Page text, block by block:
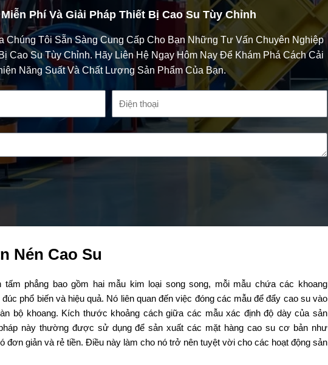
Phí Và Giải Pháp Thiết Bị Cao Su Tùy Chỉnh
Chúng Tôi Sẵn Sàng Cung Cấp Cho Bạn Những Tư Vấn Chuyên Nghiệp
Cao Su Tùy Chỉnh. Hãy Liên Hệ Ngay Hôm Nay Để Khám Phá Cách Cải
Năng Suất Và Chất Lượng Sản Phẩm Của Bạn.
Nén Cao Su
tấm phẳng bao gồm hai mẫu kim loại song song, mỗi mẫu chứa các khoang
phổ biến và hiệu quả. Nó liên quan đến việc đóng các mẫu để đẩy cao su vào
bộ khoang. Kích thước khoảng cách giữa các mẫu xác định độ dày của sản
này thường được sử dụng để sản xuất các mặt hàng cao su cơ bản như
đơn giản và rẻ tiền. Điều này làm cho nó trở nên tuyệt vời cho các hoạt động sản